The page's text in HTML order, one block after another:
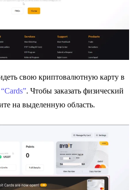
свою криптовалютную карту в
“Cards”. Чтобы заказать физический
на выделенную область.